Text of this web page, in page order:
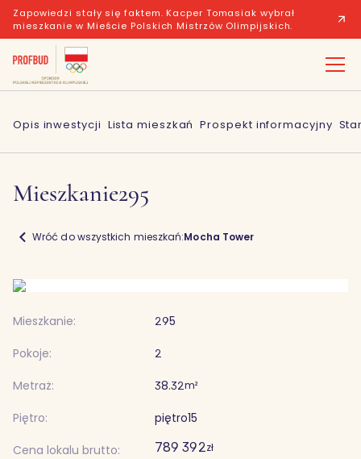
Zapowiedzi stały się faktem. Kacper Tomasiak wybrał
mieszkanie w Mieście Polskich Mistrzów Olimpijskich.
Opis inwestycji Lista mieszkań Prospekt informacyjny
Mieszkanie295
Wróć do wszystkich mieszkań:Mocha Tower
Mieszkanie:
295
Pokoje:
2
Metraż:
38.32m²
Piętro: piętro15
Cena lokalu brutto:
789 392zł